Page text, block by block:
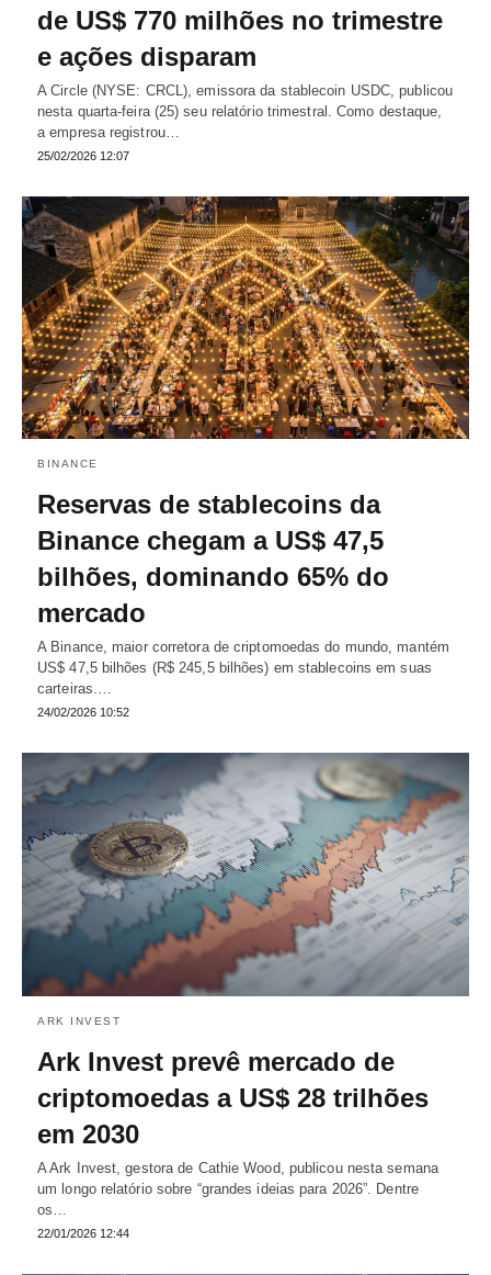
de US$ 770 milhões no trimestre
e ações disparam
A Circle (NYSE: CRCL), emissora da stablecoin USDC, publicou
nesta quarta-feira (25) seu relatório trimestral. Como destaque,
a empresa registrou…
25/02/2026 12:07
BINANCE
Reservas de stablecoins da
Binance chegam a US$ 47,5
bilhões, dominando 65% do
mercado
A Binance, maior corretora de criptomoedas do mundo, mantém
US$ 47,5 bilhões (R$ 245,5 bilhões) em stablecoins em suas
carteiras.…
24/02/2026 10:52
ARK INVEST
Ark Invest prevê mercado de
criptomoedas a US$ 28 trilhões
em 2030
A Ark Invest, gestora de Cathie Wood, publicou nesta semana
um longo relatório sobre “grandes ideias para 2026”. Dentre
os…
22/01/2026 12:44